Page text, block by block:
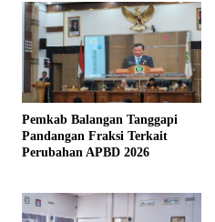
Pemkab Balangan Tanggapi
Pandangan Fraksi Terkait
Perubahan APBD 2026